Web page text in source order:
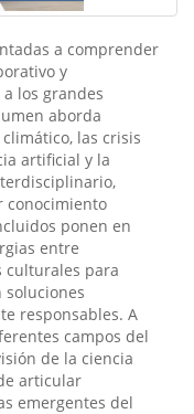
a comprender
y
los grandes
aborda
las crisis
artificial y la
conocimiento
ponen en
entre
culturales para
responsables. A
campos del
de la ciencia
articular
emergentes del